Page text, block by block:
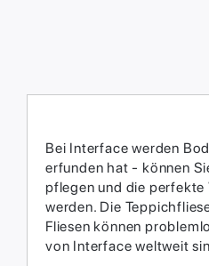
Bei Interface werden
erfunden hat - können
pflegen und die perfekte
werden.​ Die
Fliesen können
von Interface weltweit